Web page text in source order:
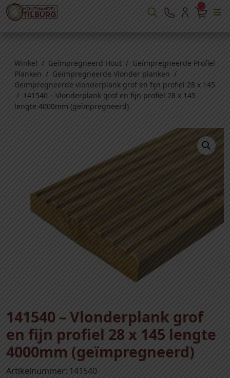
Winkel / Geïmpregneerd Hout / Geïmpregneerde Profiel
Planken / Geïmpregneerde Vlonder planken /
Geïmpregneerde vlonderplank grof en fijn profiel 28 x 145
/ 141540 – Vlonderplank grof en fijn profiel 28 x 145
lengte 4000mm (geïmpregneerd)
141540 – Vlonderplank grof
en fijn profiel 28 x 145 lengte
4000mm (geïmpregneerd)
Artikelnummer: 141540